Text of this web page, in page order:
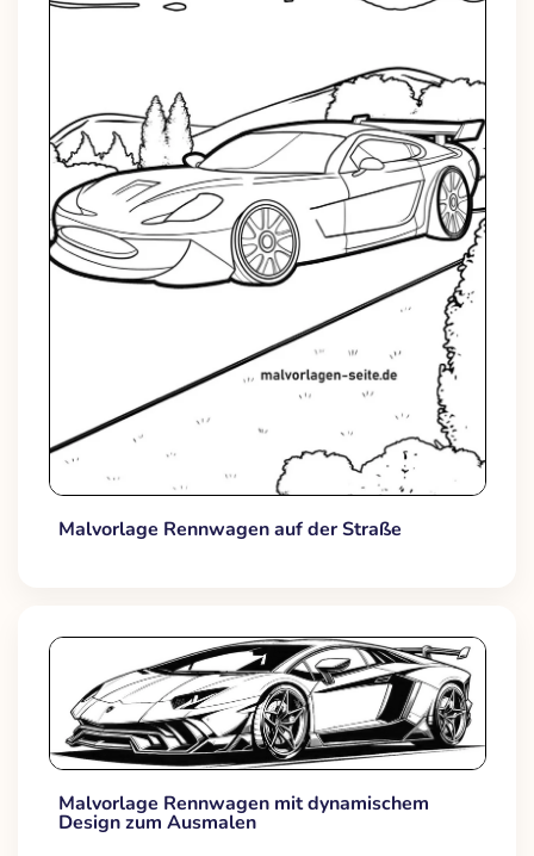
Malvorlage Rennwagen auf der Straße
Malvorlage Rennwagen mit dynamischem
Design zum Ausmalen